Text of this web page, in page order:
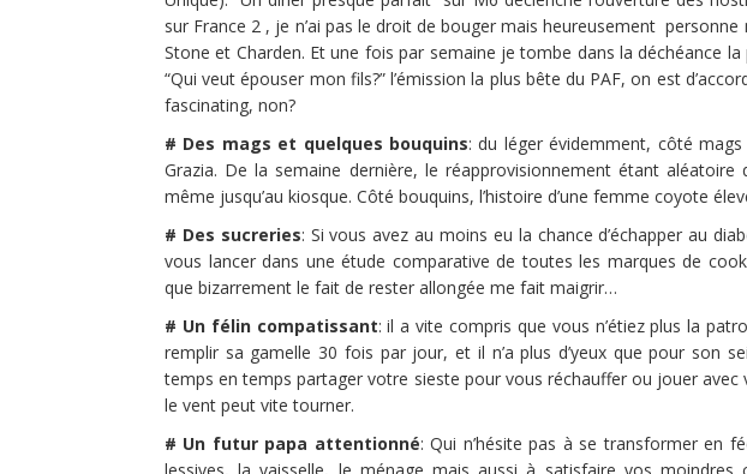
sur France 2 , je n’ai pas le droit de bouger mais heureusement personne
Stone et Charden. Et une fois par semaine je tombe dans la déchéance
“Qui veut épouser mon fils?” l’émission la plus bête du PAF, on est
fascinating, non?
# Des mags et quelques bouquins: du léger évidemment, côté
Grazia. De la semaine dernière, le réapprovisionnement étant
même jusqu’au kiosque. Côté bouquins, l’histoire d’une femme coyote
# Des sucreries: Si vous avez au moins eu la chance d’échapper au
vous lancer dans une étude comparative de toutes les marques de
que bizarrement le fait de rester allongée me fait maigrir…
# Un félin compatissant: il a vite compris que vous n’étiez plus la
remplir sa gamelle 30 fois par jour, et il n’a plus d’yeux que pour son
temps en temps partager votre sieste pour vous réchauffer ou jouer avec
le vent peut vite tourner.
# Un futur papa attentionné: Qui n’hésite pas à se transformer en